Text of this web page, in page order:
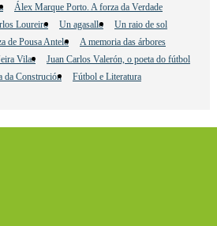
Álex Marque Porto. A forza da Verdade
Loureiro Un agasallo
Un raio de sol
de Pousa Antelo
A memoria das árbores
Vilas
Juan Carlos Valerón, o poeta do fútbol
da Construción
Fútbol e Literatura